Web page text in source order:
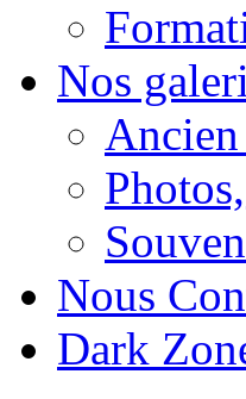
Nos
Nous
Dark